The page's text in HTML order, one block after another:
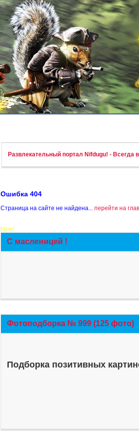
Развлекательный портал Nifdugu! - Всегда
Ошибка 404
Страница на сайте не найдена... перейти на
New!
С масленицей !
Фотоподборка № 999 (125 фото)
Подборка позитивных